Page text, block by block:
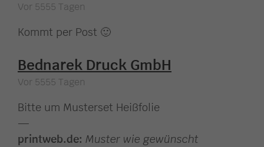
Vor 5555 Tagen
Kommt per Post 🙂
Bednarek Druck GmbH
Vor 5555 Tagen
Bitte um Musterset Heißfolie
—
printweb.de: Muster wie gewünscht